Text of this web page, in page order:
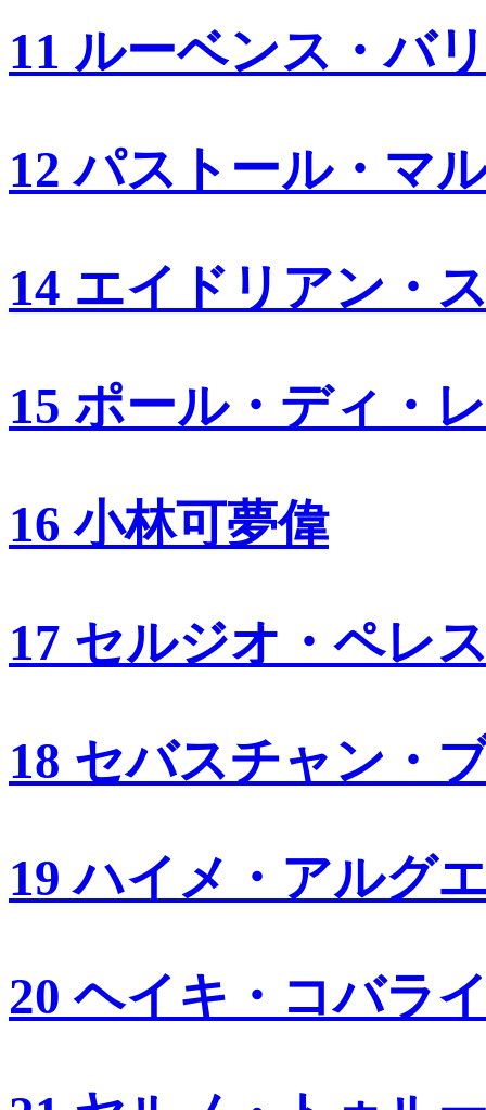
11 ルーベンス・バ
12 パストール・マ
14 エイドリアン・
15 ポール・ディ・
16 小林可夢偉
17 セルジオ・ペレ
18 セバスチャン・
19 ハイメ・アルグ
20 ヘイキ・コバラ